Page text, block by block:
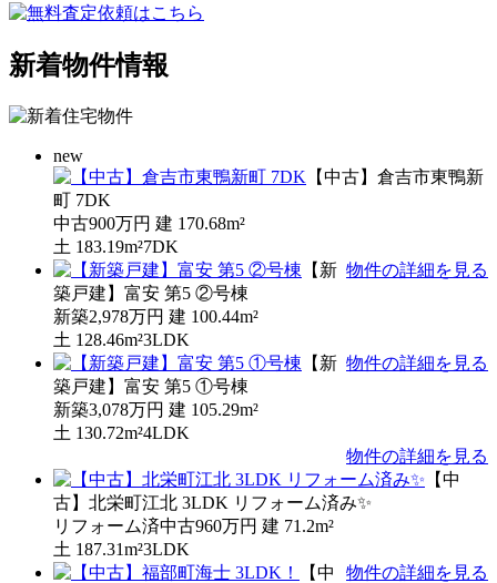
新着物件情報
new
【中古】倉吉市東鴨新
町 7DK
中古900万円 建 170.68m²
土 183.19m²7DK
物件の詳細を見る
【新
築戸建】富安 第5 ②号棟
新築2,978万円 建 100.44m²
土 128.46m²3LDK
物件の詳細を見る
【新
築戸建】富安 第5 ①号棟
新築3,078万円 建 105.29m²
土 130.72m²4LDK
物件の詳細を見る
【中
古】北栄町江北 3LDK リフォーム済み✨
リフォーム済中古960万円 建 71.2m²
土 187.31m²3LDK
物件の詳細を見る
【中